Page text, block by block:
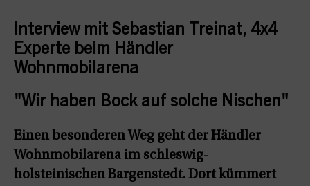
Interview mit Sebastian Treinat, 4x4
Experte beim Händler
Wohnmobilarena
"Wir haben Bock auf solche Nischen"
Einen besonderen Weg geht der Händler
Wohnmobilarena im schleswig-
holsteinischen Bargenstedt. Dort kümmert